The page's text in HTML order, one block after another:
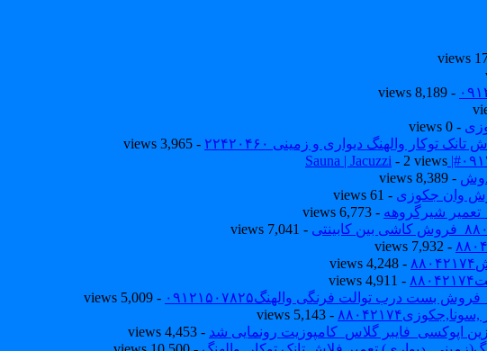
- 8,189 views
- 0 views
توکار والهنگ دیواری و زمینی ۲۲۴۲۰۴۶۰
- 3,965 views
- 2 views
دوش - 8,389 views
- 61 views
- 6,773 views
- 7,041 views
- 7,932 views
- 4,248 views
- 4,911 views
درب توالت فرنگی والهنگ۰۹۱۲۱۵۰۷۸۲۵
- 5,009 views
- 5,143 views
اپوکسی_فایبر گلاس_کامپوزیت رونمایی شد - 4,453 views